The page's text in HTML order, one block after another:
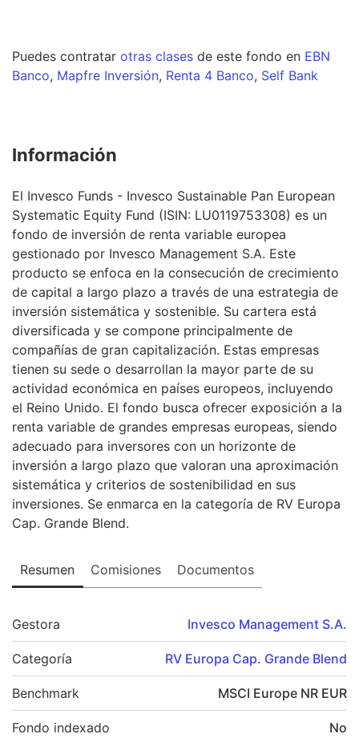
Puedes contratar otras clases de este fondo en EBN
Banco, Mapfre Inversión, Renta 4 Banco, Self Bank
Información
El Invesco Funds - Invesco Sustainable Pan European
Systematic Equity Fund (ISIN: LU0119753308) es un
fondo de inversión de renta variable europea
gestionado por Invesco Management S.A. Este
producto se enfoca en la consecución de crecimiento
de capital a largo plazo a través de una estrategia de
inversión sistemática y sostenible. Su cartera está
diversificada y se compone principalmente de
compañías de gran capitalización. Estas empresas
tienen su sede o desarrollan la mayor parte de su
actividad económica en países europeos, incluyendo
el Reino Unido. El fondo busca ofrecer exposición a la
renta variable de grandes empresas europeas, siendo
adecuado para inversores con un horizonte de
inversión a largo plazo que valoran una aproximación
sistemática y criterios de sostenibilidad en sus
inversiones. Se enmarca en la categoría de RV Europa
Cap. Grande Blend.
Resumen Comisiones Documentos
Gestora Invesco Management S.A.
Categoría RV Europa Cap. Grande Blend
Benchmark MSCI Europe NR EUR
Fondo indexado No